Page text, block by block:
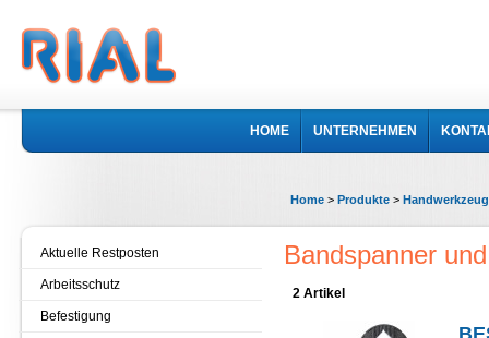
HOME UNTERNEHMEN
Home > Produkte >
Bandspanner
2 Artikel
Aktuelle Restposten
Arbeitsschutz
Befestigung